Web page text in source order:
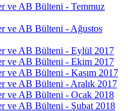
ve AB Bülteni - Temmuz
ve AB Bülteni - Ağustos
ve AB Bülteni - Eylül 2017
ve AB Bülteni - Ekim 2017
ve AB Bülteni - Kasım 2017
ve AB Bülteni - Aralık 2017
ve AB Bülteni - Ocak 2018
ve AB Bülteni - Şubat 2018